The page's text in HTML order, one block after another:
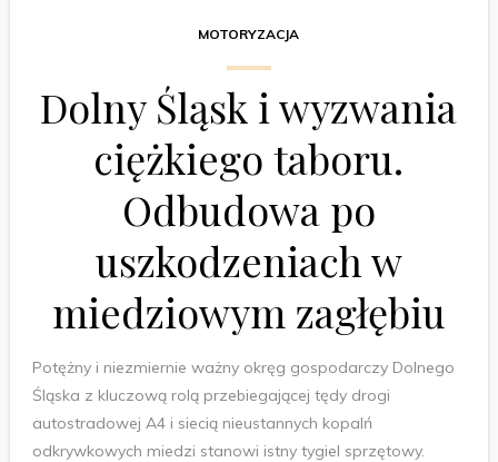
MOTORYZACJA
Dolny Śląsk i wyzwania
ciężkiego taboru.
Odbudowa po
uszkodzeniach w
miedziowym zagłębiu
Potężny i niezmiernie ważny okręg gospodarczy Dolnego
Śląska z kluczową rolą przebiegającej tędy drogi
autostradowej A4 i siecią nieustannych kopalń
odkrywkowych miedzi stanowi istny tygiel sprzętowy.